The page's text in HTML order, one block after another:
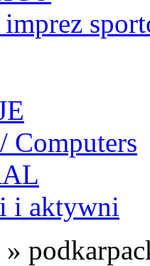
Computers
i aktywni
»